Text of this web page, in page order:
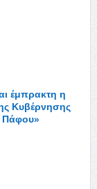
έμπρακτη η
Κυβέρνησης
Πάφου»